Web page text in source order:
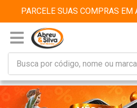
PARCELE SUAS COMPRAS EM